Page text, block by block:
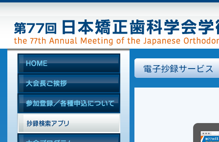
電子抄録サービス